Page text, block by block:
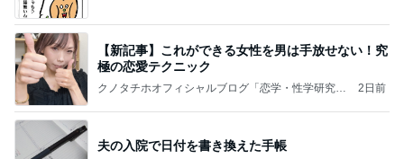
【新記事】これができる女性を男は手放せない！究
極の恋愛テクニック
クノタチホオフィシャルブログ「恋学・性学研究
2日前
夫の入院で日付を書き換えた手帳